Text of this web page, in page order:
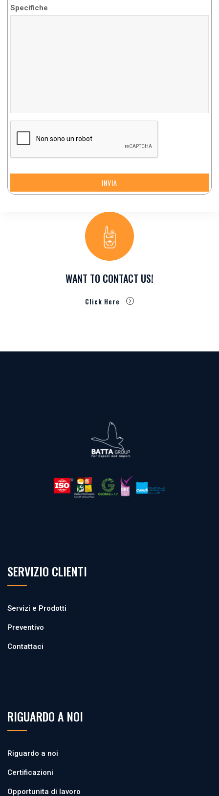
Specifiche
INVIA
WANT TO CONTACT US!
Click Here
SERVIZIO CLIENTI
Servizi e Prodotti
Preventivo
Contattaci
RIGUARDO A NOI
Riguardo a noi
Certificazioni
Opportunita di lavoro